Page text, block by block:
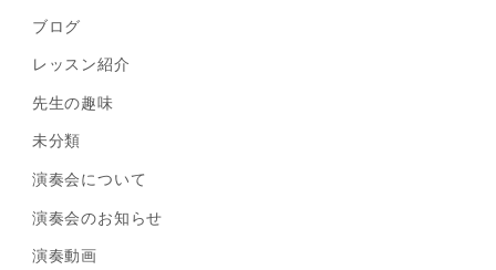
ブログ
レッスン紹介
先生の趣味
未分類
演奏会について
演奏会のお知らせ
演奏動画